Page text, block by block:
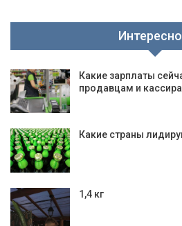
Какие зарплаты
продавцам и
Какие страны
1,4 кг